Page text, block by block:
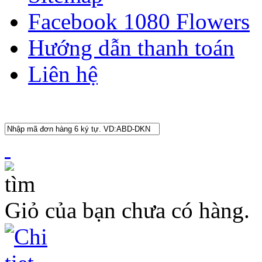
Facebook 1080 Flowers
Hướng dẫn thanh toán
Liên hệ
Giỏ của bạn chưa có hàng.